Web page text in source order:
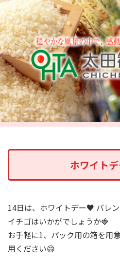
ホワイト
14日は、ホワイトデー♥ バレン
イチゴはいかがでしょうか🍓
お手軽に1、パック用の箱を用
用ください😄